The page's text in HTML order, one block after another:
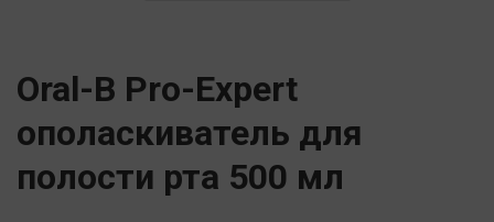
Oral-B Pro-Expert
ополаскиватель для
полости рта 500 мл